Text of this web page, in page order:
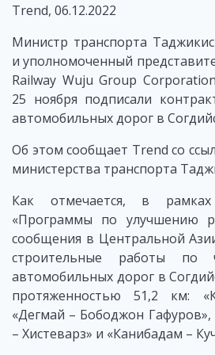
Trend, 06.12.2022
Министр транспорта
и уполномоченный
Railway Wuju Group
25 ноября подписали
автомобильных дорог в
Об этом сообщает Trend со
министерства транспорта
Как отмечается, в
«Программы по улучшению
сообщения в Центральной
строительные работы по
автомобильных дорог в
протяженностью 51,2 км:
«Дегмай – Бободжон
– Хистеварз» и «Канибадам –